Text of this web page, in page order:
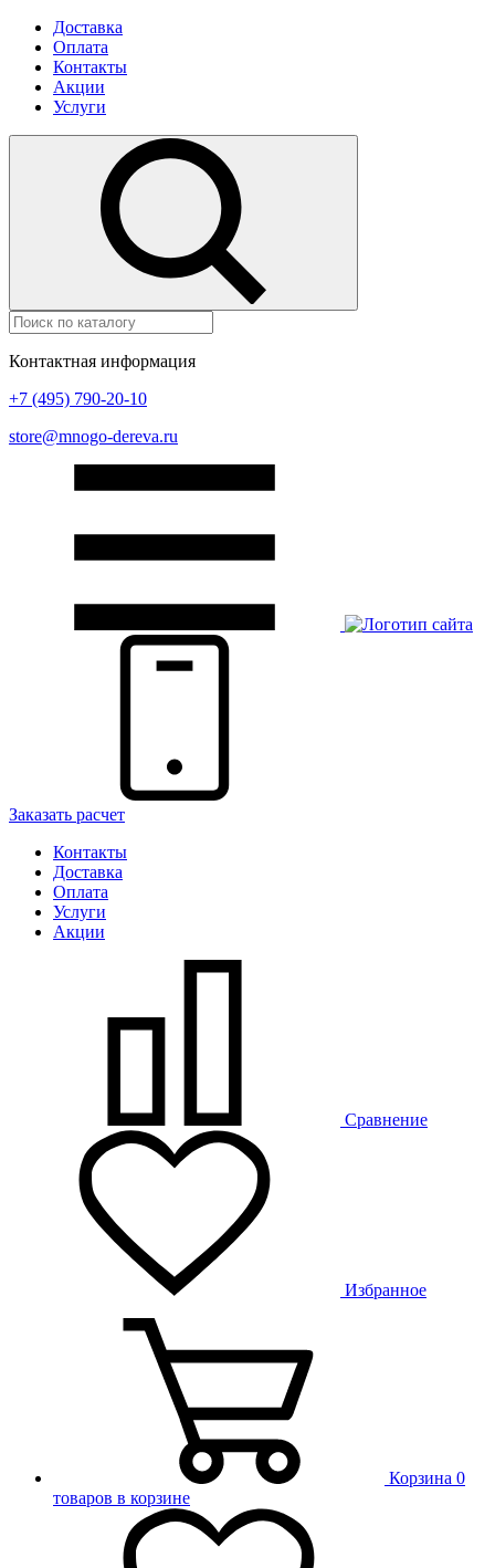
Доставка
Оплата
Контакты
Акции
Услуги
Контактная информация
+7 (495) 790-20-10
store@mnogo-dereva.ru
Заказать расчет
Контакты
Доставка
Оплата
Услуги
Акции
Сравнение
Избранное
Корзина 0
товаров в корзине